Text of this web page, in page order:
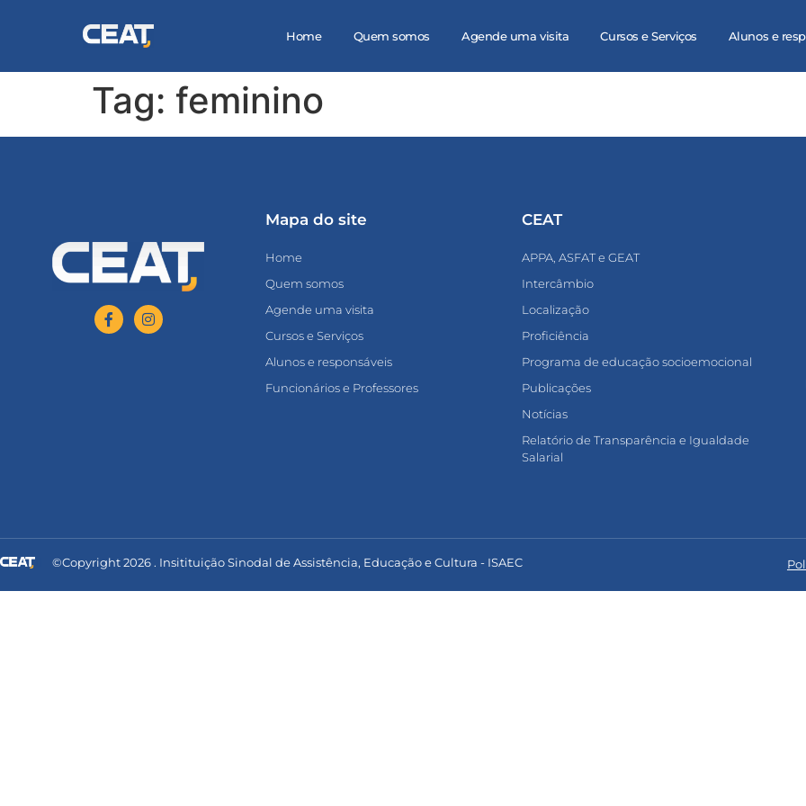
Home Quem somos Agende uma visita Cursos e Serviços Alunos e
Tag: feminino
Mapa do site
Home
Quem somos
Agende uma visita
Cursos e Serviços
Alunos e responsáveis
Funcionários e Professores
CEAT
APPA, ASFAT e GEAT
Intercâmbio
Localização
Proficiência
Programa de educação socioemocional
Publicações
Notícias
Relatório de Transparência e Igualdade
Salarial
©Copyright 2026 . Insitituição Sinodal de Assistência, Educação e Cultura - ISAEC